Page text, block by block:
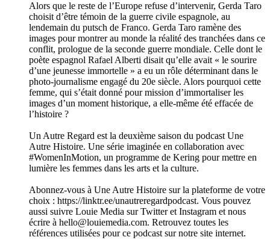
Alors que le reste de l’Europe refuse d’intervenir, Gerda Taro
choisit d’être témoin de la guerre civile espagnole, au
lendemain du putsch de Franco. Gerda Taro ramène des
images pour montrer au monde la réalité des tranchées dans ce
conflit, prologue de la seconde guerre mondiale. Celle dont le
poète espagnol Rafael Alberti disait qu’elle avait « le sourire
d’une jeunesse immortelle » a eu un rôle déterminant dans le
photo-journalisme engagé du 20e siècle. Alors pourquoi cette
femme, qui s’était donné pour mission d’immortaliser les
images d’un moment historique, a elle-même été effacée de
l’histoire ?
Un Autre Regard est la deuxième saison du podcast Une
Autre Histoire. Une série imaginée en collaboration avec
#WomenInMotion, un programme de Kering pour mettre en
lumière les femmes dans les arts et la culture.
Abonnez-vous à Une Autre Histoire sur la plateforme de votre
choix : https://linktr.ee/unautreregardpodcast. Vous pouvez
aussi suivre Louie Media sur Twitter et Instagram et nous
écrire à hello@louiemedia.com. Retrouvez toutes les
références utilisées pour ce podcast sur notre site internet.